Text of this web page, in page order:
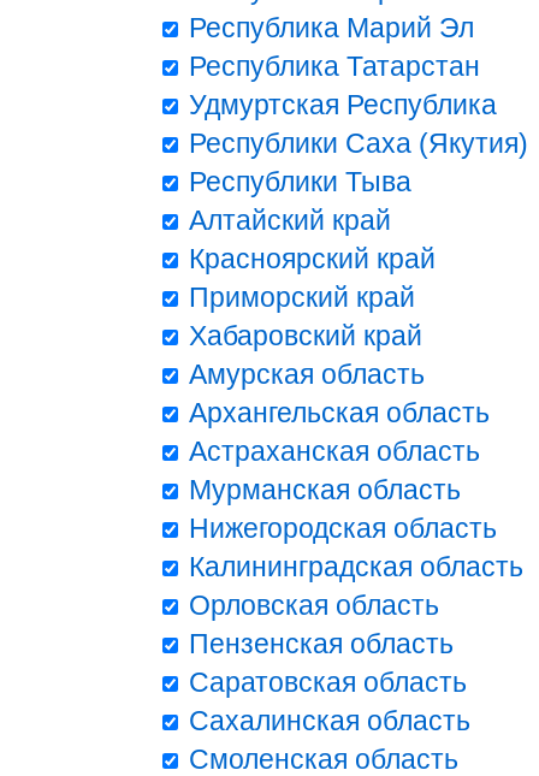
Республика Марий Эл
Республика Татарстан
Удмуртская Республика
Республики Саха (Якутия)
Республики Тыва
Алтайский край
Красноярский край
Приморский край
Хабаровский край
Амурская область
Архангельская область
Астраханская область
Мурманская область
Нижегородская область
Калининградская область
Орловская область
Пензенская область
Саратовская область
Сахалинская область
Смоленская область